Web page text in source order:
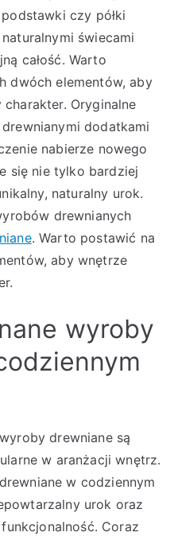
czy półki
świecami
całość. Warto
dwóch elementów, aby
Oryginalne
dodatkami
nabierze nowego
się nie tylko bardziej
naturalny urok.
drewnianych
. Warto postawić na
aby wnętrze
wyroby
drewniane są
w aranżacji wnętrz.
w codziennym
urok oraz
Coraz